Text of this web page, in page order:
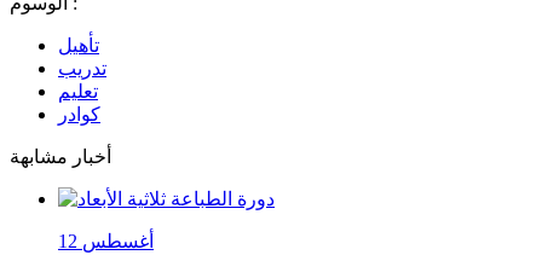
تأهيل
تدريب
تعليم
كوادر
أخبار مشابهة
12 أغسطس